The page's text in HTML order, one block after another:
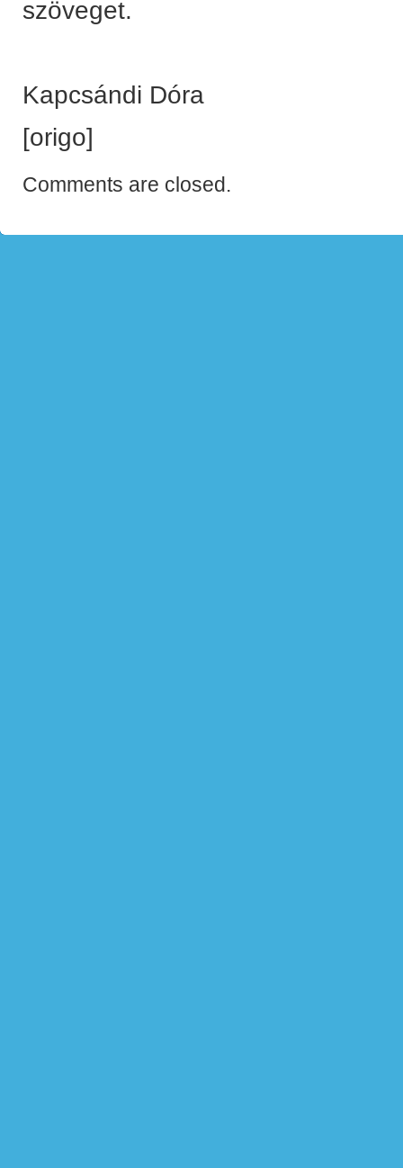
szöveget.
Kapcsándi Dóra
[origo]
Comments are closed.